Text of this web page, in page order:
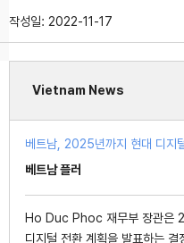
작성일: 2022-11-17
Vietnam News
베트남, 2025년까지 현대 디지
베트남 플러
Ho Duc Phoc 재무부 장관은
디지털 전환 계획을 발표하는